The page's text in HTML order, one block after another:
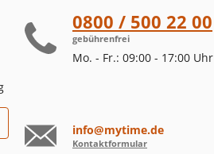
0800 / 500 22 00
gebührenfrei
Mo. - Fr.: 09:00 - 17:00 Uhr
info@mytime.de
Kontaktformular